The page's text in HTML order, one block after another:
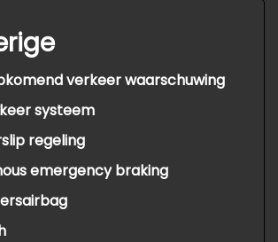
verkeer waarschuwing
systeem
regeling
emergency braking